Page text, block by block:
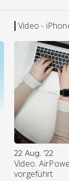
Video -
22 Aug. ’22
Video.
vorgeführt